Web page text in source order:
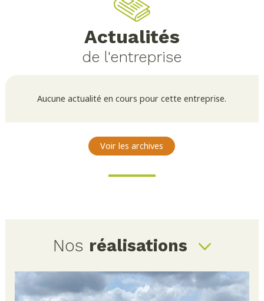
Actualités
de l'entreprise
Aucune actualité en cours pour cette entreprise.
Voir les archives
Nos réalisations